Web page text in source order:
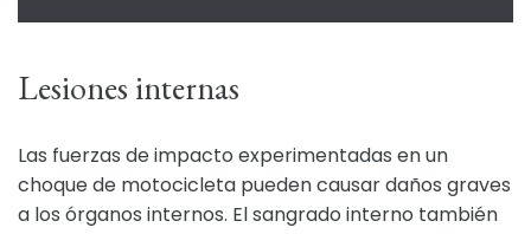
Lesiones internas
Las fuerzas de impacto experimentadas en un
choque de motocicleta pueden causar daños graves
a los órganos internos. El sangrado interno también